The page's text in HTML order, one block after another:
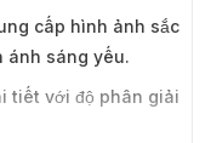
cấp hình ảnh sắc
ánh sáng yếu.
tiết với độ phân giải